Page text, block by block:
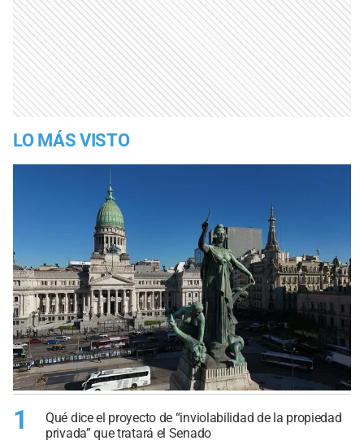
LO MÁS VISTO
1
Qué dice el proyecto de “inviolabilidad de la propiedad
privada” que tratará el Senado